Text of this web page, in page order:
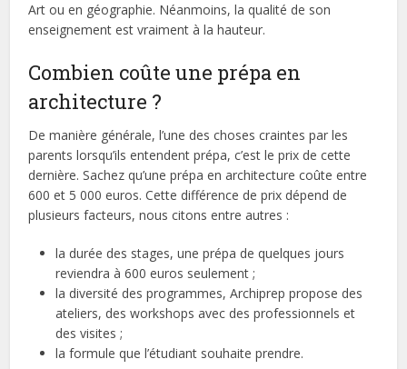
Art ou en géographie. Néanmoins, la qualité de son
enseignement est vraiment à la hauteur.
Combien coûte une prépa en
architecture ?
De manière générale, l’une des choses craintes par les
parents lorsqu’ils entendent prépa, c’est le prix de cette
dernière. Sachez qu’une prépa en architecture coûte entre
600 et 5 000 euros. Cette différence de prix dépend de
plusieurs facteurs, nous citons entre autres :
la durée des stages, une prépa de quelques jours
reviendra à 600 euros seulement ;
la diversité des programmes, Archiprep propose des
ateliers, des workshops avec des professionnels et
des visites ;
la formule que l’étudiant souhaite prendre.